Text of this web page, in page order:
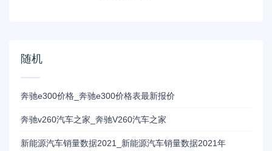
随机
奔驰e300价格_奔驰e300价格表最新报价
奔驰v260汽车之家_奔驰V260汽车之家
新能源汽车销量数据2021_新能源汽车销量数据2021年